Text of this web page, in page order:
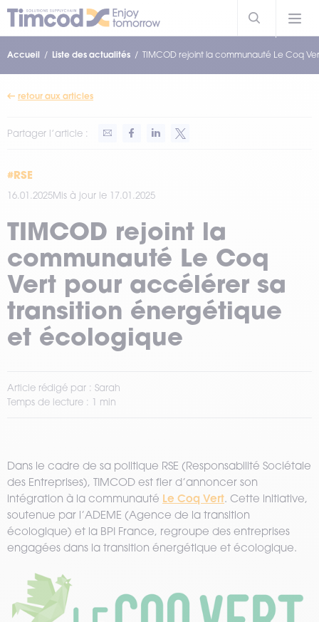
Accueil Liste des actualités TIMCOD rejoint la communauté Le Coq
retour aux articles
Partager l’article :
#RSE
16.01.2025Mis à jour le 17.01.2025
TIMCOD rejoint la
communauté Le Coq
Vert pour accélérer sa
transition énergétique
et écologique
Article rédigé par : Sarah
Temps de lecture : 1 min
Dans le cadre de sa politique RSE (Responsabilité Sociétale
des Entreprises), TIMCOD est fier d’annoncer son
intégration à la communauté Le Coq Vert. Cette initiative,
soutenue par l’ADEME (Agence de la transition
écologique) et la BPI France, regroupe des entreprises
engagées dans la transition énergétique et écologique.